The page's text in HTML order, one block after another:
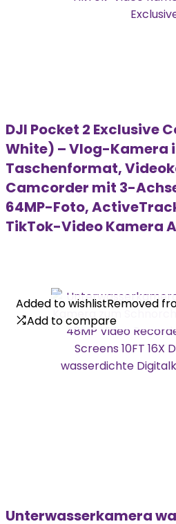
DJI Pocket 2 Exclusive
White) – Vlog-Kamera
Taschenformat,
Camcorder mit 3-
64MP-Foto,
TikTok-Video Kamera
Added to wishlistRemoved
Add to compare
Unterwasserkamera
Added to wishlistRemoved
Add to compare